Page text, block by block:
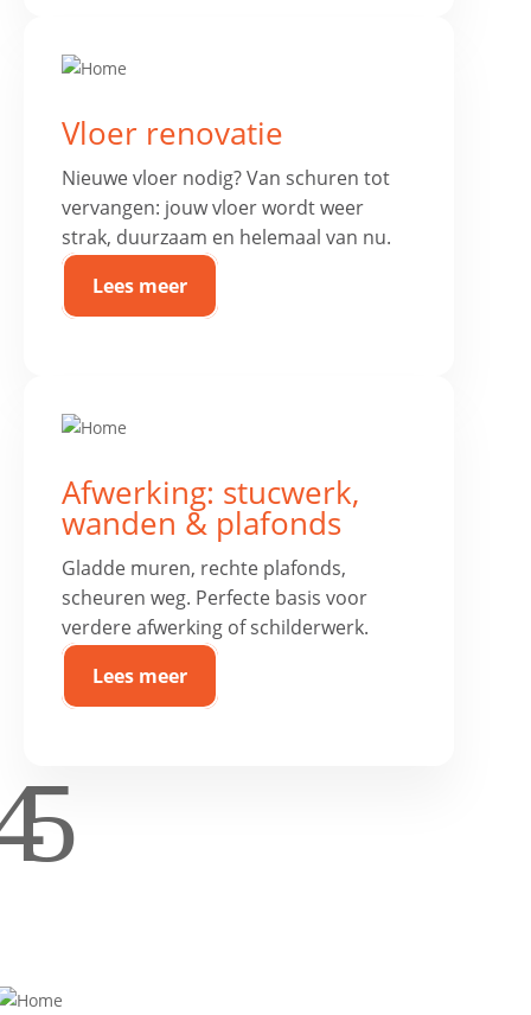
Vloer renovatie
Nieuwe vloer nodig? Van schuren tot
vervangen: jouw vloer wordt weer
strak, duurzaam en helemaal van nu.
Lees meer
Afwerking: stucwerk,
wanden & plafonds
Gladde muren, rechte plafonds,
scheuren weg. Perfecte basis voor
verdere afwerking of schilderwerk.
Lees meer
5